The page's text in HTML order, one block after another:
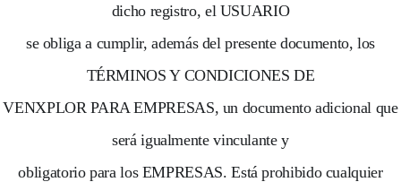
dicho registro, el USUARIO
se obliga a cumplir, además del presente documento, los
TÉRMINOS Y CONDICIONES DE
VENXPLOR PARA EMPRESAS, un documento adicional que
será igualmente vinculante y
obligatorio para los EMPRESAS. Está prohibido cualquier